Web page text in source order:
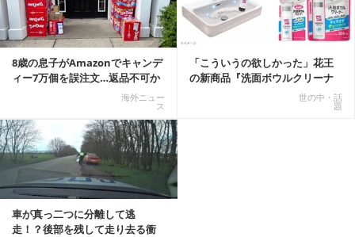
8歳の息子がAmazonでキャンデ
ィー7万個を誤注文…返品不可か
海外ニュー
ス
「こういうの欲しかった」花王
の新商品『洗面ボウルクリーナ
世の中・話
題
車が真っ二つに分離して逃
走！？後部を残して走り去る衝